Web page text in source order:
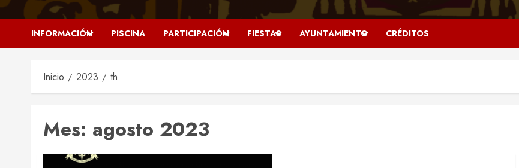
INFORMACIÓN PISCINA PARTICIPACIÓN FIESTAS AYUNTAMIENTO CRÉDITOS
Inicio 2023 th
Mes: agosto 2023